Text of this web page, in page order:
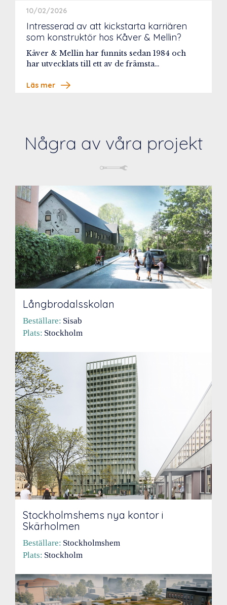
10/02/2026
Intresserad av att kickstarta karriären
som konstruktör hos Kåver & Mellin?
Kåver & Mellin har funnits sedan 1984 och
har utvecklats till ett av de främsta…
Läs mer
Några av våra projekt
Långbrodalsskolan
Beställare: Sisab
Plats: Stockholm
Stockholmshems nya kontor i
Skärholmen
Beställare: Stockholmshem
Plats: Stockholm